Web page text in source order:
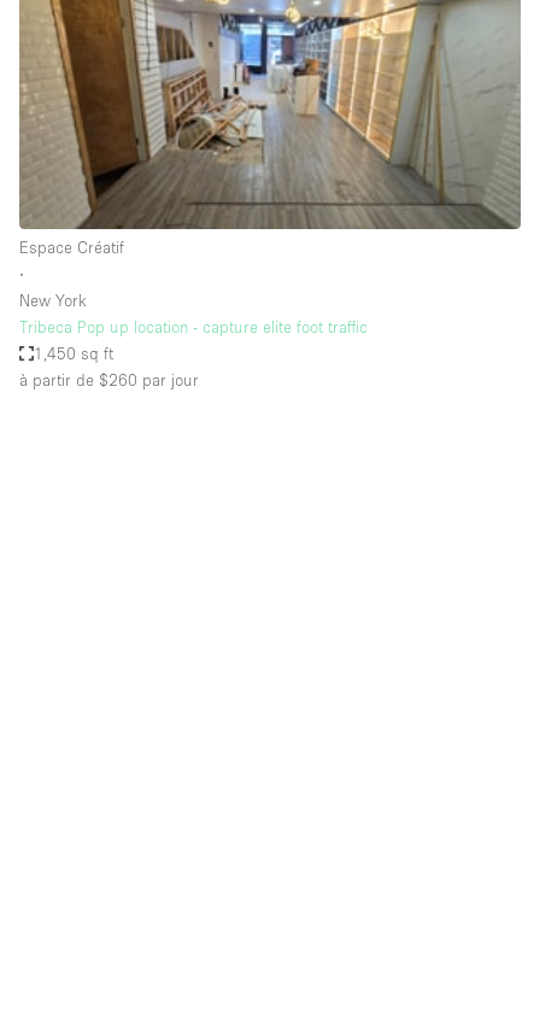
Camion / Fourgon
Commerce
Container
Entrepôt / Espace Stockage / Box
Espace Atypique / Unique
Espace Créatif
Espace Événementiel
Galerie d'art
Espace Créatif
∙
New York
Tribeca Pop up location - capture elite foot traffic
1,450 sq ft
à partir de $260 par jour